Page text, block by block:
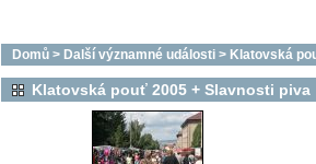
Domů > Další významné události > Klatovská
Klatovská pouť 2005 + Slavnosti piva